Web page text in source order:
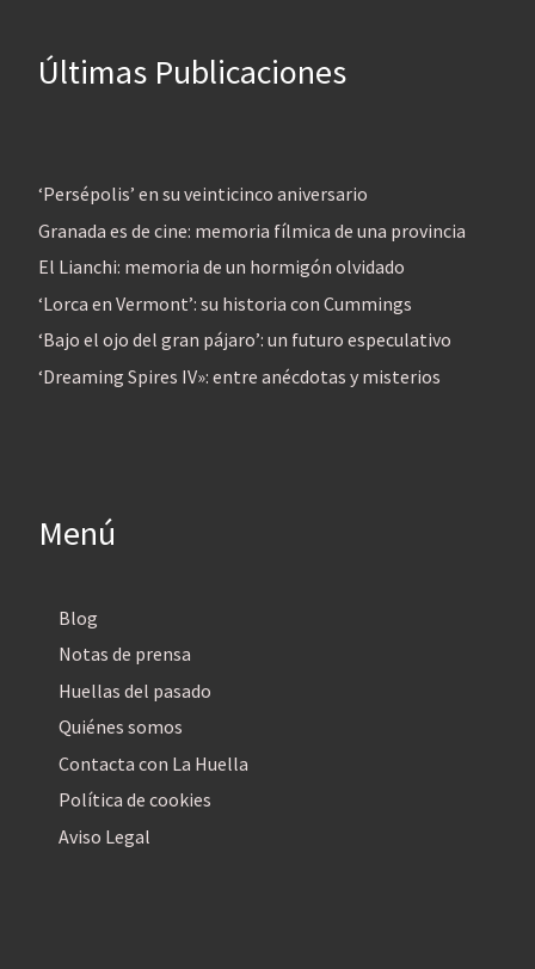
Últimas Publicaciones
‘Persépolis’ en su veinticinco aniversario
Granada es de cine: memoria fílmica de una provincia
El Lianchi: memoria de un hormigón olvidado
‘Lorca en Vermont’: su historia con Cummings
‘Bajo el ojo del gran pájaro’: un futuro especulativo
‘Dreaming Spires IV»: entre anécdotas y misterios
Menú
Blog
Notas de prensa
Huellas del pasado
Quiénes somos
Contacta con La Huella
Política de cookies
Aviso Legal